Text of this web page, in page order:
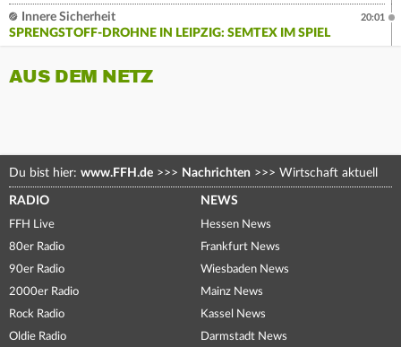
Innere Sicherheit
SPRENGSTOFF-DROHNE IN LEIPZIG: SEMTEX IM SPIEL
20:01
AUS DEM NETZ
Du bist hier: www.FFH.de >>> Nachrichten >>> Wirtschaft aktuell
RADIO
FFH Live
80er Radio
90er Radio
2000er Radio
Rock Radio
Oldie Radio
NEWS
Hessen News
Frankfurt News
Wiesbaden News
Mainz News
Kassel News
Darmstadt News